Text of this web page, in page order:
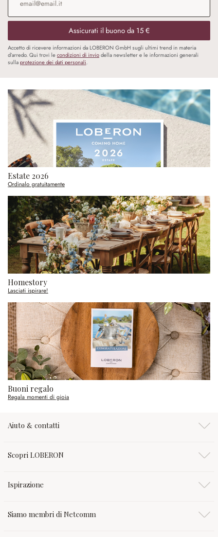
Assicurati il buono da 15 €
Accetto di ricevere informazioni da LOBERON GmbH sugli ultimi trend in materia
d’arredo. Qui trovi lecondizioni di inviodella newsletter e le informazioni generali
sullaprotezione dei dati personali.
Estate 2026
Ordinalo gratuitamente
Homestory
Lasciati ispirare!
Buoni regalo
Regala momenti di gioia
Aiuto & contatti
Scopri LOBERON
Ispirazione
Siamo membri di Netcomm